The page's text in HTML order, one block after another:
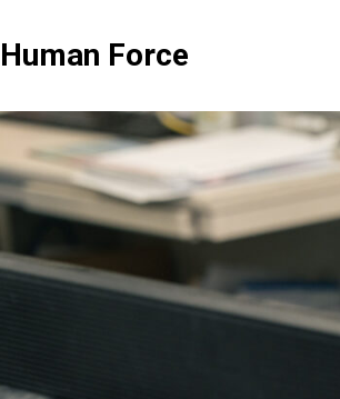
Human Force
お客様の声